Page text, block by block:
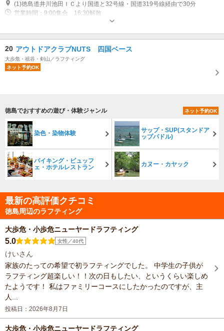
(1)徳島道井川池田ＩＣより国道と32号線・国道319号線経由で30分
営業時間：9:00集合 16:30解散
20 アウトドアクラブNUTS 四国ベース
大歩危・祖谷・剣山／ラフティング
ネット予約OK
徳島でおすすめの遊び・体験ジャンル ネット予約OK
染色・染物体験
サップ・SUP(スタンドア
ップパドル)
バイキング・ビュッフ
ェ・ホテルレストラン
カヌー・カヤック
最新の高評価クチコミ
徳島周辺のラフティング
大歩危・小歩危ニューヤードラフティング
5.0 女性／40代
けいさん
家族のたっての希望で初ラフティングでした。 中学生の子供が
ラフティング超楽しい！！次の日もしたい、というくらい楽しめ
たようです！ 私はファミリーコースにしたかったのですが、主
人...
投稿日：2026年8月7日
大歩危・小歩危ニューヤードラフティング